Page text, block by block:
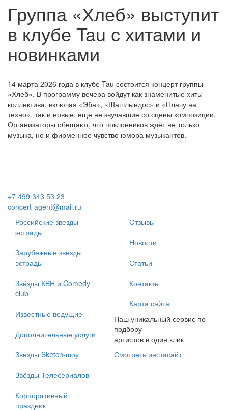
Группа «Хлеб» выступит
в клубе Tau с хитами и
новинками
14 марта 2026 года в клубе Tau состоится концерт группы
«Хлеб». В программу вечера войдут как знаменитые хиты
коллектива, включая «Эба», «Шашлындос» и «Плачу на
техно», так и новые, ещё не звучавшие со сцены композиции.
Организаторы обещают, что поклонников ждёт не только
музыка, но и фирменное чувство юмора музыкантов.
+7 499 343 53 23
concert-agent@mail.ru
Российские звезды
эстрады
Зарубежные звезды
эстрады
Звёзды КВН и Comedy
club
Известные ведущие
Дополнительные услуги
Звёзды Sketch-шоу
Звёзды Телесериалов
Корпоративный
праздник
Отзывы
Новости
Статьи
Контакты
Карта сайта
Наш уникальный сервис по
подбору
артистов в один клик
Смотреть инстасайт